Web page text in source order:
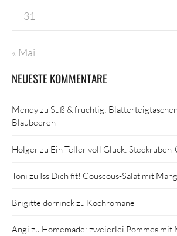
31
« Mai
NEUESTE KOMMENTARE
Mendyzu Süß & fruchtig:
Blaubeeren
Holgerzu Ein Teller voll Glück:
Toni zu Iss Dich fit! Couscous-Salat mit
Brigitte dorrinckzu Kochromane
Angi zu Homemade: zweierlei Pommes mit